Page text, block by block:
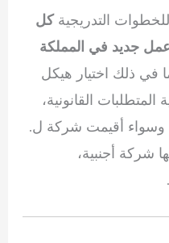
التدريجيةكل
جديد في المملكة
في ذلك اختيار هيكل
المتطلبات القانونية،
وسواء أقيمت شركة ل.
شركة أجنبية،